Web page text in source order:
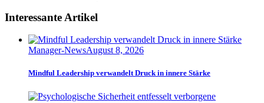
Interessante Artikel
Manager-NewsAugust 8, 2026
Mindful Leadership verwandelt Druck in innere Stärke